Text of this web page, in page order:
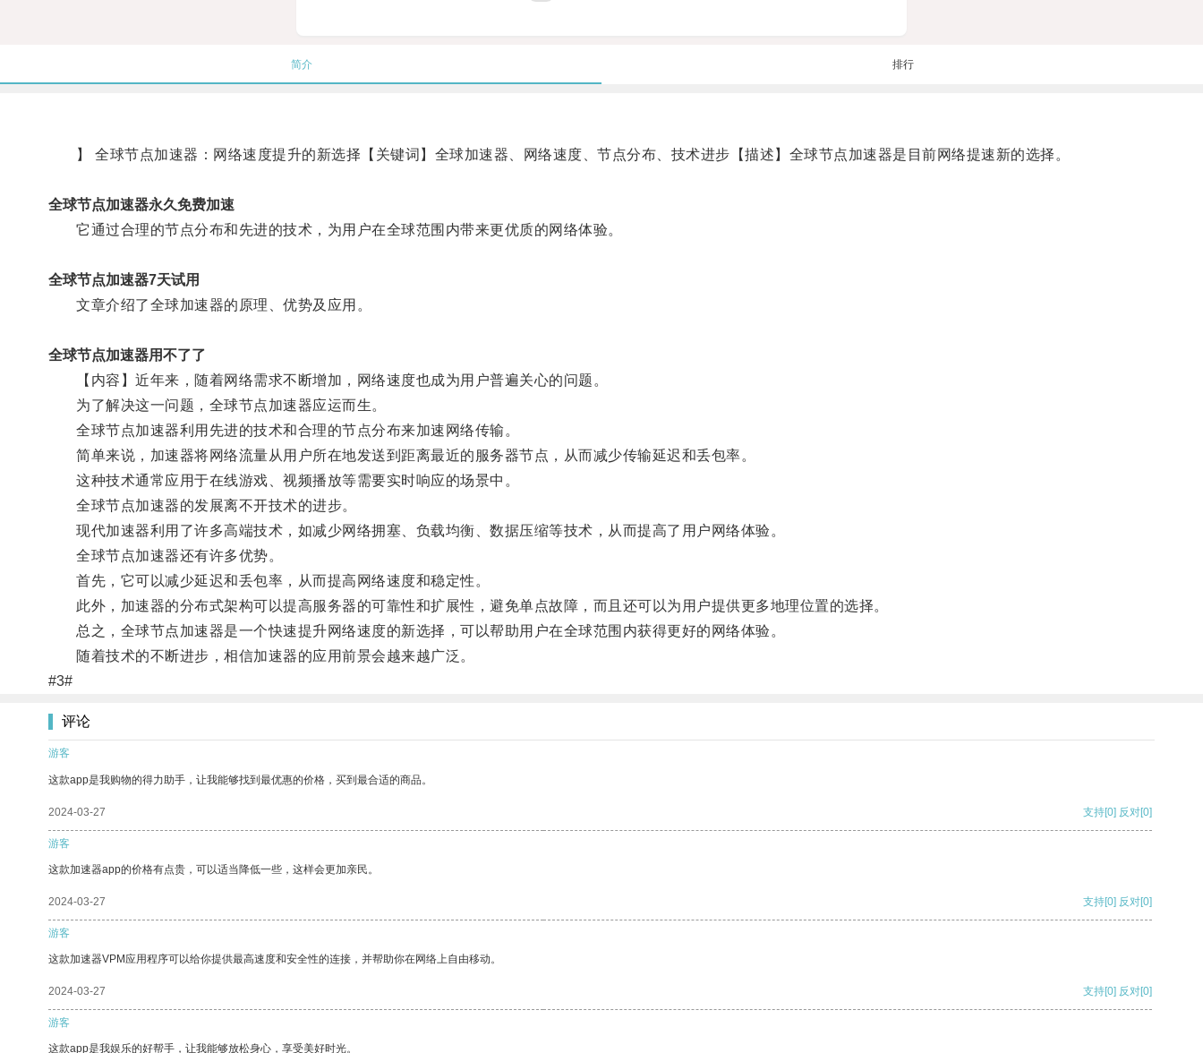
简介 排行
】 全球节点加速器：网络速度提升的新选择【关键词】全球加速器、网络速度、节点分布、技术进步【描述】全球节点加速器是目前网络提速新的选择。
全球节点加速器永久免费加速
它通过合理的节点分布和先进的技术，为用户在全球范围内带来更优质的网络体验。
全球节点加速器7天试用
文章介绍了全球加速器的原理、优势及应用。
全球节点加速器用不了了
【内容】近年来，随着网络需求不断增加，网络速度也成为用户普遍关心的问题。
为了解决这一问题，全球节点加速器应运而生。
全球节点加速器利用先进的技术和合理的节点分布来加速网络传输。
简单来说，加速器将网络流量从用户所在地发送到距离最近的服务器节点，从而减少传输延迟和丢包率。
这种技术通常应用于在线游戏、视频播放等需要实时响应的场景中。
全球节点加速器的发展离不开技术的进步。
现代加速器利用了许多高端技术，如减少网络拥塞、负载均衡、数据压缩等技术，从而提高了用户网络体验。
全球节点加速器还有许多优势。
首先，它可以减少延迟和丢包率，从而提高网络速度和稳定性。
此外，加速器的分布式架构可以提高服务器的可靠性和扩展性，避免单点故障，而且还可以为用户提供更多地理位置的选择。
总之，全球节点加速器是一个快速提升网络速度的新选择，可以帮助用户在全球范围内获得更好的网络体验。
随着技术的不断进步，相信加速器的应用前景会越来越广泛。
#3#
评论
游客
这款app是我购物的得力助手，让我能够找到最优惠的价格，买到最合适的商品。
2024-03-27 支持[0] 反对[0]
游客
这款加速器app的价格有点贵，可以适当降低一些，这样会更加亲民。
2024-03-27 支持[0] 反对[0]
游客
这款加速器VPM应用程序可以给你提供最高速度和安全性的连接，并帮助你在网络上自由移动。
2024-03-27 支持[0] 反对[0]
游客
这款app是我娱乐的好帮手，让我能够放松身心，享受美好时光。